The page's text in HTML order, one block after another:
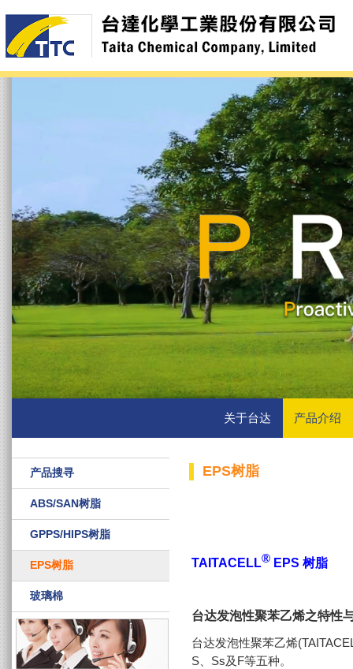
关于台达 产品介绍
产品搜寻
ABS/SAN树脂
GPPS/HIPS树脂
EPS树脂
玻璃棉
EPS树脂
TAITACELL® EPS 树脂
台达发泡性聚苯乙烯之特性
台达发泡性聚苯乙烯
S、Ss及F等五种。